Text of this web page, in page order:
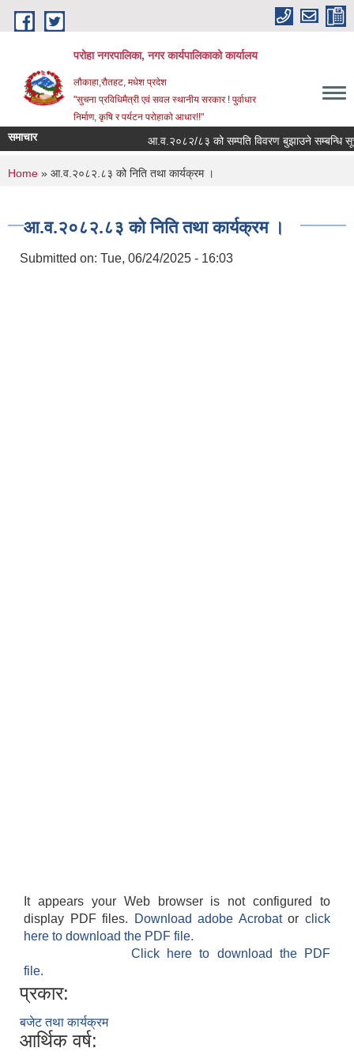
Skip to main content
परोहा नगरपालिका, नगर कार्यपालिकाको कार्यालय
लौकाहा,रौतहट, मधेश प्रदेश
"सुचना प्रविधिमैत्री एवं सवल स्थानीय सरकार ! पुर्वाधार
निर्माण, कृषि र पर्यटन परोहाको आधार!!"
समाचार आ.व.२०८२/८३ को सम्पति विवरण बुझाउने सम्बन्धि
You are here
Home » आ.व.२०८२.८३ को निति तथा कार्यक्रम ।
आ.व.२०८२.८३ को निति तथा कार्यक्रम ।
Submitted on: Tue, 06/24/2025 - 16:03
It appears your Web browser is not configured to
display PDF files.
Download adobe Acrobatorclick
here to download the PDF file.
Click here to download the PDF
file.
प्रकार:
बजेट तथा कार्यक्रम
आर्थिक वर्ष: